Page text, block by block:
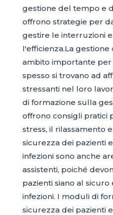
gestione del tempo e
offrono strategie per
gestire le interruzioni
l'efficienza.La
ambito importante per
spesso si trovano ad
stressanti nel loro
di formazione sulla
offrono consigli pratici
stress, il rilassamento
sicurezza dei pazienti
infezioni sono anche
assistenti, poiché
pazienti siano al
infezioni. I moduli di
sicurezza dei pazienti